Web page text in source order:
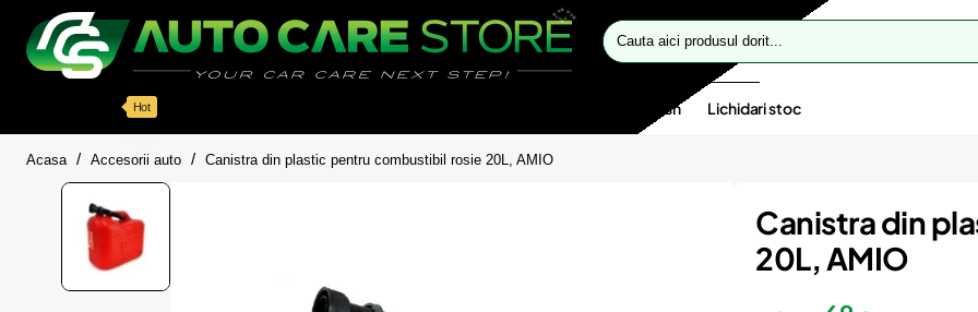
Cauta
aici
Hot Oferte flash Lichidari stoc
Acasa homeAccesorii auto Canistra din plastic pentru combustibil rosie 20L, AMIO
Canistra din
20L, AMIO